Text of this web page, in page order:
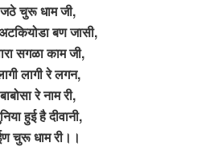
जठे चुरू धाम जी,
बण जासी,
सगळा काम जी,
लागी रे लगन,
बाबोसा रे नाम री,
हुई है दीवानी,
चुरू धाम री।।